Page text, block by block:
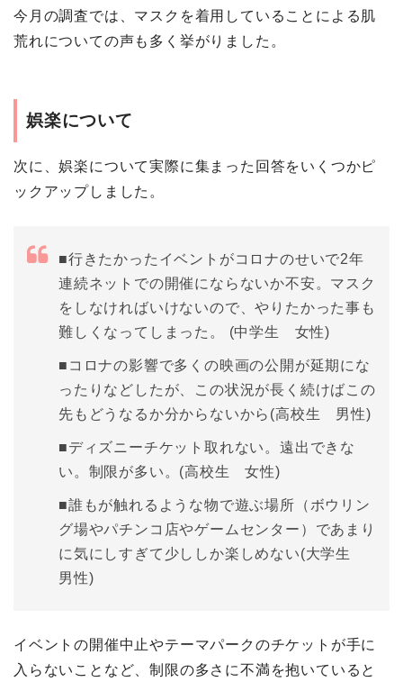
今月の調査では、マスクを着用していることによる肌
荒れについての声も多く挙がりました。
娯楽について
次に、娯楽について実際に集まった回答をいくつかピ
ックアップしました。
■行きたかったイベントがコロナのせいで2年
連続ネットでの開催にならないか不安。マスク
をしなければいけないので、やりたかった事も
難しくなってしまった。 (中学生 女性)
■コロナの影響で多くの映画の公開が延期にな
ったりなどしたが、この状況が長く続けばこの
先もどうなるか分からないから(高校生 男性)
■ディズニーチケット取れない。遠出できな
い。制限が多い。 (高校生 女性)
■誰もが触れるような物で遊ぶ場所（ボウリン
グ場やパチンコ店やゲームセンター）であまり
に気にしすぎて少ししか楽しめない(大学生
男性)
イベントの開催中止やテーマパークのチケットが手に
入らないことなど、制限の多さに不満を抱いていると